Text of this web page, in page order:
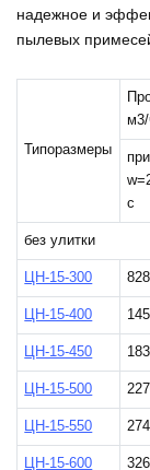
надежное и
пылевых
Типоразмеры
м3/
при
с
без улитки
ЦН-15-300 828
ЦН-15-400
ЦН-15-450
ЦН-15-500
ЦН-15-550
ЦН-15-600